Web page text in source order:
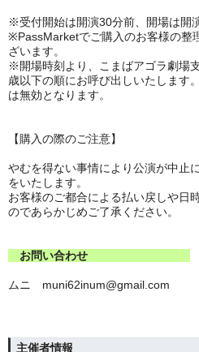
※受付開始は開演30分前、開場は開
※PassMarketでご購入のお客様の整
ざいます。
※​​開場時刻より、こまばアゴラ劇
歳以下の順にお呼び出しいたします
は無効となります。
【購入の際のご注意】
やむを得ない事情により公演が中止
をいたします。
お客様のご都合による払い戻しや日
のであらかじめご了承ください。
お問い合わせ
ムニ muni62inum@gmail.com
主催者情報